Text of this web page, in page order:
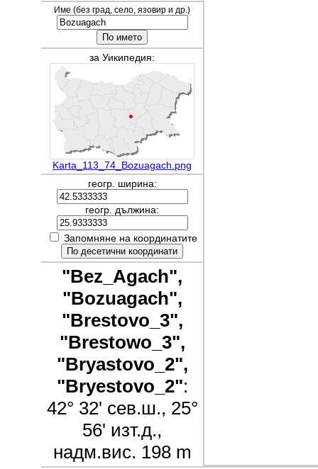
Име (без град, село, язовир и др.)
за Уикипедия:
Karta_113_74_Bozuagach.png
геогр. ширина:
геогр. дължина:
Запомняне на координатите
"Bez_Agach",
"Bozuagach",
"Brestovo_3",
"Brestowo_3",
"Bryastovo_2",
"Bryestovo_2":
42° 32' сев.ш., 25°
56' изт.д.,
надм.вис. 198 m